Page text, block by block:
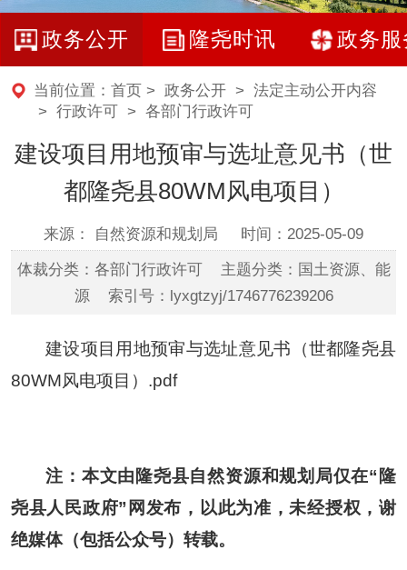
政务公开 隆尧时讯 政务服
当前位置： 首页 > 政务公开> 法定主动公开内容
> 行政许可 > 各部门行政许可
建设项目用地预审与选址意见书（世
都隆尧县80WM风电项目）
来源： 自然资源和规划局 时间：2025-05-09
体裁分类：各部门行政许可 主题分类：国土资源、能
源 索引号：lyxgtzyj/1746776239206
建设项目用地预审与选址意见书（世都隆尧县
80WM风电项目）.pdf
注：本文由隆尧县自然资源和规划局仅在“隆
尧县人民政府”网发布，以此为准，未经授权，谢
绝媒体（包括公众号）转载。